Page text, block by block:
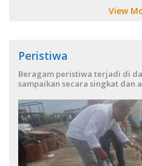
View
Peristiwa
Beragam peristiwa terjadi di
sampaikan secara singkat dan